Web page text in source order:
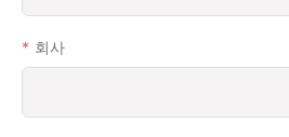
회사